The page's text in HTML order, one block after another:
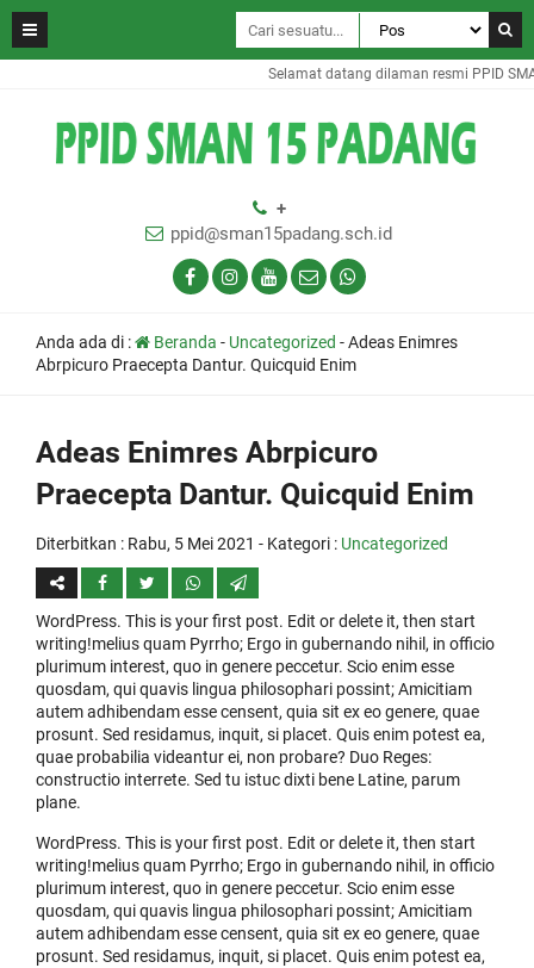
Selamat datang dilaman resmi PPID
+
ppid@sman15padang.sch.id
Anda ada di : Beranda - Uncategorized -Adeas Enimres
Abrpicuro Praecepta Dantur. Quicquid Enim
Adeas Enimres Abrpicuro
Praecepta Dantur. Quicquid Enim
Diterbitkan : Rabu, 5 Mei 2021 - Kategori : Uncategorized
WordPress. This is your first post. Edit or delete it, then start
writing!melius quam Pyrrho; Ergo in gubernando nihil, in officio
plurimum interest, quo in genere peccetur. Scio enim esse
quosdam, qui quavis lingua philosophari possint; Amicitiam
autem adhibendam esse censent, quia sit ex eo genere, quae
prosunt. Sed residamus, inquit, si placet. Quis enim potest ea,
quae probabilia videantur ei, non probare? Duo Reges:
constructio interrete. Sed tu istuc dixti bene Latine, parum
plane.
WordPress. This is your first post. Edit or delete it, then start
writing!melius quam Pyrrho; Ergo in gubernando nihil, in officio
plurimum interest, quo in genere peccetur. Scio enim esse
quosdam, qui quavis lingua philosophari possint; Amicitiam
autem adhibendam esse censent, quia sit ex eo genere, quae
prosunt. Sed residamus, inquit, si placet. Quis enim potest ea,